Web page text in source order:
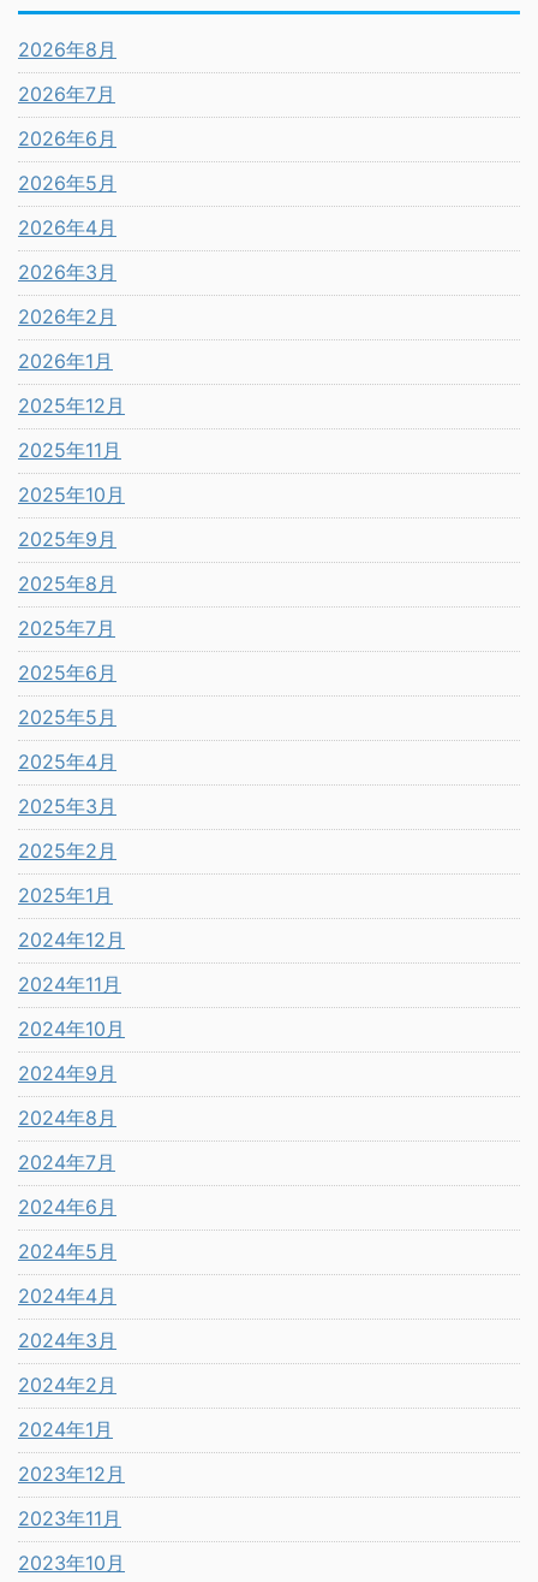
2026年8月
2026年7月
2026年6月
2026年5月
2026年4月
2026年3月
2026年2月
2026年1月
2025年12月
2025年11月
2025年10月
2025年9月
2025年8月
2025年7月
2025年6月
2025年5月
2025年4月
2025年3月
2025年2月
2025年1月
2024年12月
2024年11月
2024年10月
2024年9月
2024年8月
2024年7月
2024年6月
2024年5月
2024年4月
2024年3月
2024年2月
2024年1月
2023年12月
2023年11月
2023年10月